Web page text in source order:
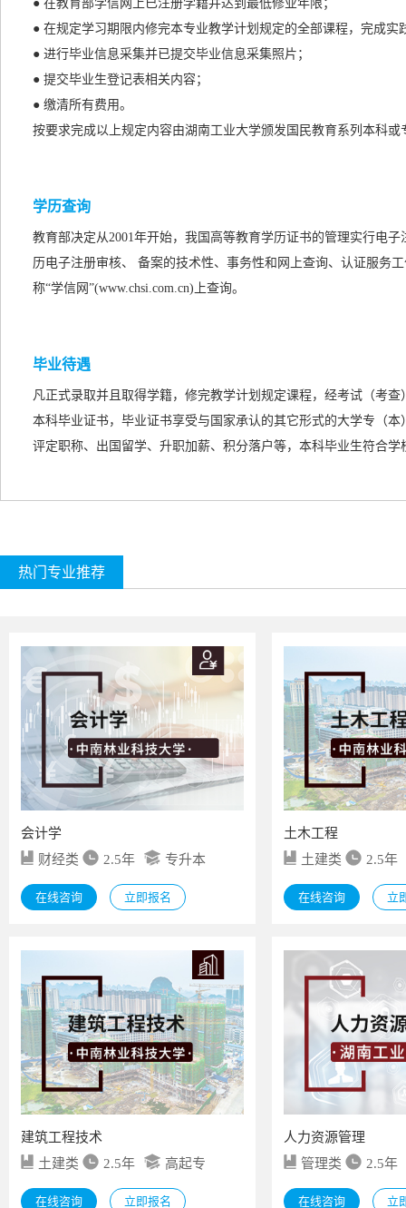
● 在教育部学信网上已注册学籍并达到最低修业年限；
● 在规定学习期限内修完本专业教学计划规定的全部课程，完成
● 进行毕业信息采集并已提交毕业信息采集照片；
● 提交毕业生登记表相关内容；
● 缴清所有费用。
按要求完成以上规定内容由湖南工业大学颁发国民教育系列本科
学历查询
教育部决定从2001年开始，我国高等教育学历证书的管理实行电
历电子注册审核、 备案的技术性、事务性和网上查询、认证服务
称“学信网”(www.chsi.com.cn)上查询。
毕业待遇
凡正式录取并且取得学籍，修完教学计划规定课程，经考试（考
本科毕业证书，毕业证书享受与国家承认的其它形式的大学专（本
评定职称、出国留学、升职加薪、积分落户等，本科毕业生符合
热门专业推荐
会计学
财经类
2.5年 专升本
在线咨询 立即报名
土木工程
土建类
2.5年
在线咨询 立
建筑工程技术
土建类
2.5年 高起专
在线咨询 立即报名
人力资源管理
管理类
2.5年
在线咨询 立